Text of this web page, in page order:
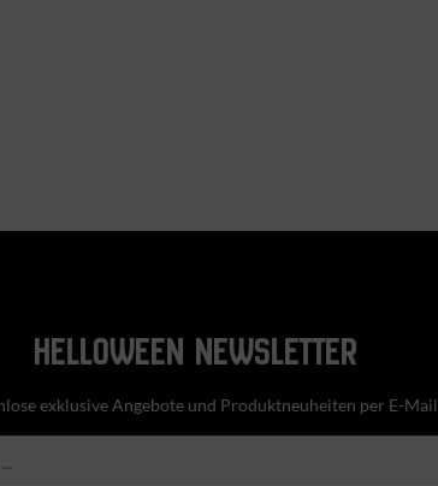
HELLOWEEN NEWSLETTER
exklusive Angebote und Produktneuheiten per E-Mail